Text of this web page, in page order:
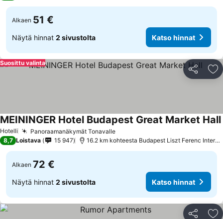
Alkaen 51 €
Näytä hinnat 2 sivustolta Katso hinnat
Jaa
Suosittu valinta
Hotelli Panoraamanäkymät Tonavalle
MEININGER Hotel Budapest Great Market Hall
8,7 Loistava 15 947 16.2 km kohteesta Budapest Liszt Ferenc International Airport
Alkaen 72 €
Näytä hinnat 2 sivustolta Katso hinnat